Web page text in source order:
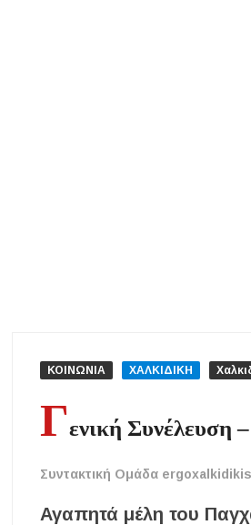
Εγκρίθηκε η λειτουργία τμήματος
Η ΕΥΑΘ επεκτείνεται στη Χαλκιδική –
Χαλκιδική: Νεκρός 69χρονος λουόμενος
Διακοπές ρεύματος σε περιοχές της
Νέες χρηματοδοτήσεις από το Πράσινο
ΚΟΙΝΩΝΙΑ ΧΑΛΚΙΔΙΚΗ
Γενική Συνέλευση
Συντακτική Ομάδα
Αγαπητά μέλη του